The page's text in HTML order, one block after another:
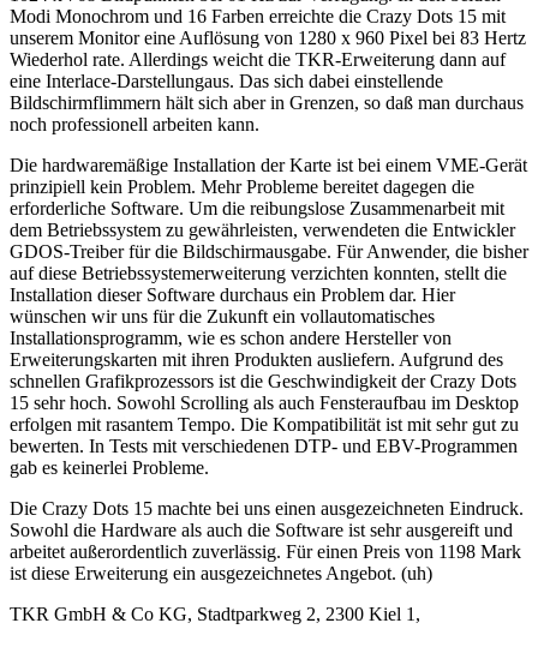
Modi Monochrom und 16 Farben erreichte die Crazy Dots 15 mit
unserem Monitor eine Auflösung von 1280 x 960 Pixel bei 83 Hertz
Wiederhol rate. Allerdings weicht die TKR-Erweiterung dann auf
eine Interlace-Darstellungaus. Das sich dabei einstellende
Bildschirmflimmern hält sich aber in Grenzen, so daß man durchaus
noch professionell arbeiten kann.
Die hardwaremäßige Installation der Karte ist bei einem VME-Gerät
prinzipiell kein Problem. Mehr Probleme bereitet dagegen die
erforderliche Software. Um die reibungslose Zusammenarbeit mit
dem Betriebssystem zu gewährleisten, verwendeten die Entwickler
GDOS-Treiber für die Bildschirmausgabe. Für Anwender, die bisher
auf diese Betriebssystemerweiterung verzichten konnten, stellt die
Installation dieser Software durchaus ein Problem dar. Hier
wünschen wir uns für die Zukunft ein vollautomatisches
Installationsprogramm, wie es schon andere Hersteller von
Erweiterungskarten mit ihren Produkten ausliefern. Aufgrund des
schnellen Grafikprozessors ist die Geschwindigkeit der Crazy Dots
15 sehr hoch. Sowohl Scrolling als auch Fensteraufbau im Desktop
erfolgen mit rasantem Tempo. Die Kompatibilität ist mit sehr gut zu
bewerten. In Tests mit verschiedenen DTP- und EBV-Programmen
gab es keinerlei Probleme.
Die Crazy Dots 15 machte bei uns einen ausgezeichneten Eindruck.
Sowohl die Hardware als auch die Software ist sehr ausgereift und
arbeitet außerordentlich zuverlässig. Für einen Preis von 1198 Mark
ist diese Erweiterung ein ausgezeichnetes Angebot. (uh)
TKR GmbH & Co KG, Stadtparkweg 2, 2300 Kiel 1,